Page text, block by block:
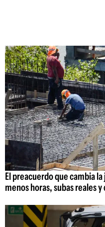
El preacuerdo que cambia
menos horas, subas reales